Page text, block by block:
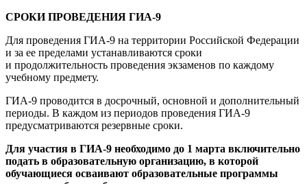
СРОКИ ПРОВЕДЕНИЯ ГИА-9
Для проведения ГИА-9 на территории Российской Федерации
и за ее пределами устанавливаются сроки
и продолжительность проведения экзаменов по каждому
учебному предмету.
ГИА-9 проводится в досрочный, основной и дополнительный
периоды. В каждом из периодов проведения ГИА-9
предусматриваются резервные сроки.
Для участия в ГИА-9 необходимо до 1 марта включительно
подать в образовательную организацию, в которой
обучающиеся осваивают образовательные программы